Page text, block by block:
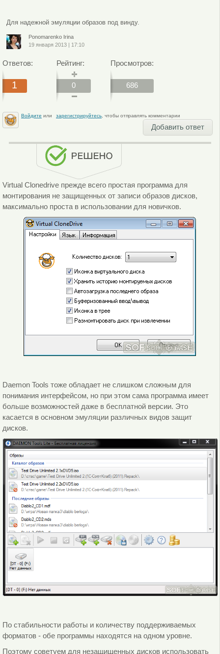
Для надежной эмуляции образов под винду.
Ponomarenko Irina
19 января 2013| 17:10
Ответов:
1
Рейтинг:
0
Просмотров:
686
Войдите или зарегистрируйтесь, чтобы отправлять комментарии
Добавить ответ
Virtual Clonedrive прежде всего простая программа для
монтирования не защищенных от записи образов дисков,
максимально проста в использовании для новичков.
Daemon Tools тоже обладает не слишком сложным для
понимания интерфейсом, но при этом сама программа имеет
больше возможностей даже в бесплатной версии. Это
касается в основном эмуляции различных видов защит
дисков.
По стабильности работы и количеству поддерживаемых
форматов - обе программы находятся на одном уровне.
Поэтому советуем для незащищенных дисков использовать